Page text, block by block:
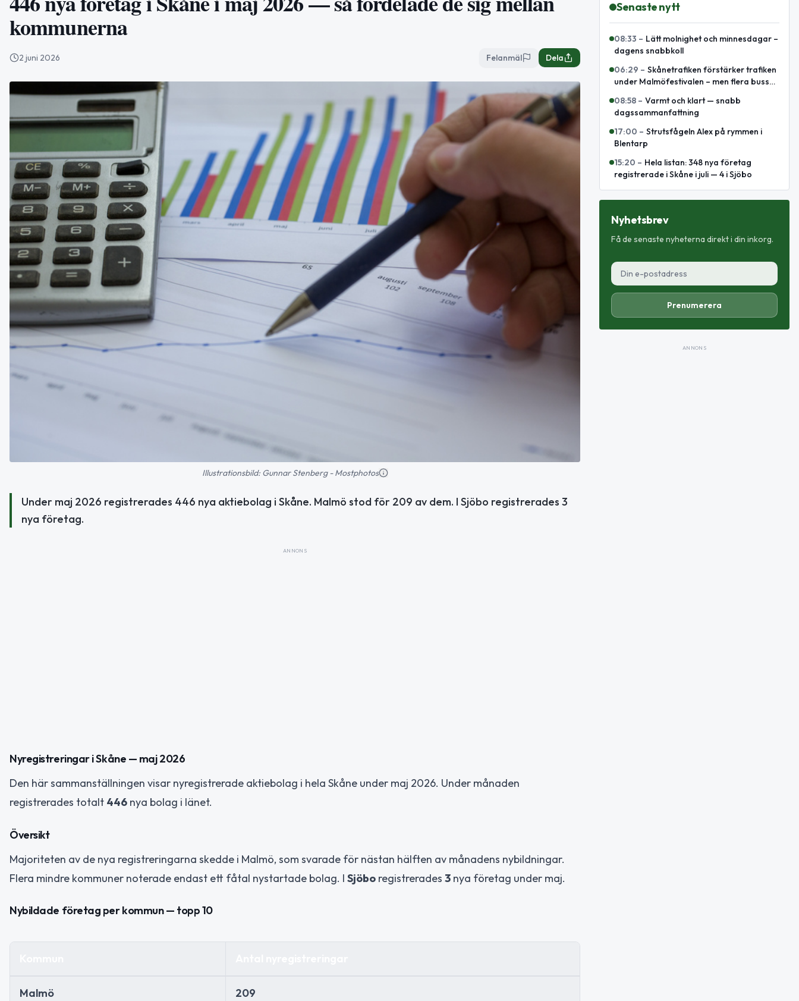
kommunerna
2 juni 2026 Felanmäl Dela
Illustrationsbild: Gunnar Stenberg - Mostphotos
Under maj 2026 registrerades 446 nya aktiebolag i Skåne. Malmö stod för 209 av dem. I Sjöbo registrerades 3
nya företag.
ANNONS
Nyregistreringar i Skåne — maj 2026
Den här sammanställningen visar nyregistrerade aktiebolag i hela Skåne under maj 2026. Under månaden
registrerades totalt 446 nya bolag i länet.
Översikt
Majoriteten av de nya registreringarna skedde i Malmö, som svarade för nästan hälften av månadens nybildningar.
Flera mindre kommuner noterade endast ett fåtal nystartade bolag. I Sjöbo registrerades 3 nya företag under maj.
Nybildade företag per kommun — topp 10
Malmö 209
Senaste nytt
08:33 – Lätt molnighet och minnesdagar –
dagens snabbkoll
06:29 – Skånetrafiken förstärker trafiken
under Malmöfestivalen – men flera bussar
08:58 – Varmt och klart — snabb
dagssammanfattning
17:00 – Strutsfågeln Alex på rymmen i
Blentarp
15:20 – Hela listan: 348 nya företag
registrerade i Skåne i juli — 4 i Sjöbo
Nyhetsbrev
Få de senaste nyheterna direkt i din inkorg.
Prenumerera
ANNONS